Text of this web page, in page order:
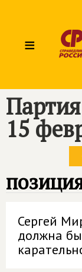
≡
15
Сергей
должна